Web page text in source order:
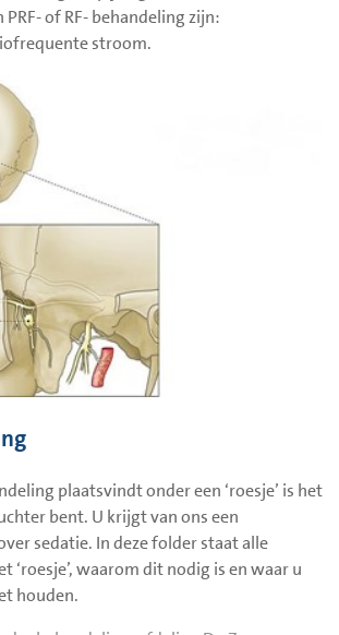
of RF- behandeling zijn:
stroom.
plaatsvindt onder een ‘roesje’ is het
bent. U krijgt van ons een
sedatie. In deze folder staat alle
‘roesje’, waarom dit nodig is en waar u
houden.